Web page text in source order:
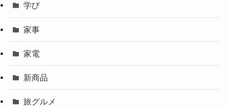
学び
家事
家電
新商品
旅グルメ